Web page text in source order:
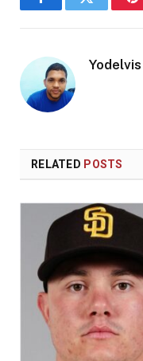
FacebookTwitter
Yodelvis
RELATED POSTS